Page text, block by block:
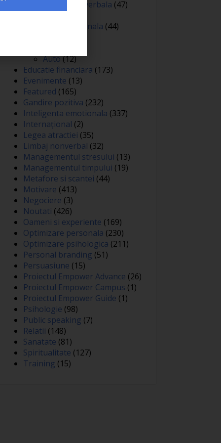
Comunicare nonverbala (47)
Dezvoltare personala (44)
Auto(12)
Educatie financiara (173)
Evenimente (13)
Featured (165)
Gandire pozitiva (232)
Inteligenta emotionala (337)
Internațional (2)
Legea atractiei (35)
Limbaj nonverbal (32)
Managementul stresului (13)
Managementul timpului (19)
Metafore si scantei (44)
Motivare (413)
Negociere (3)
Noutati (426)
Oameni si experiente (169)
Optimizare personala (230)
Optimizare psihologica (211)
Personal branding (51)
Persuasiune (15)
Proiectul Empower Advance (26)
Proiectul Empower Campus (1)
Proiectul Empower Guide (1)
Psihologie (98)
Public speaking (7)
Relatii (148)
Sanatate (81)
Spiritualitate (127)
Training (15)